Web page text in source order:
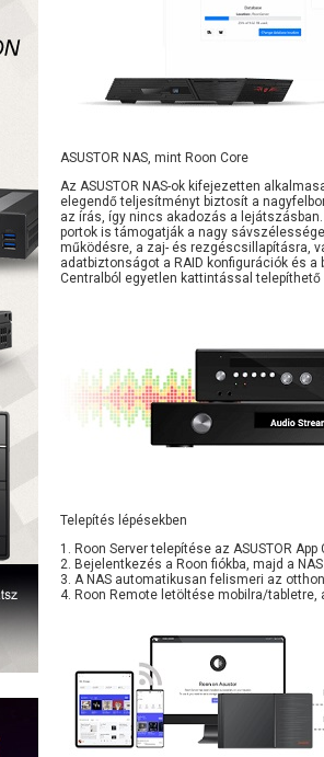
ASUSTOR NAS, mint Roon Core
Az ASUSTOR NAS-ok kifejezetten
elegendő teljesítményt biztosít a
az írás, így nincs akadozás a
portok is támogatják a nagy
működésre, a zaj- és rezgéscsillapításra,
adatbiztonságot a RAID konfigurációk és
Centralból egyetlen kattintással telepíthető
Telepítés lépésekben
1. Roon Server telepítése az ASUSTOR App
2. Bejelentkezés a Roon fiókba, majd a
3. A NAS automatikusan felismeri az
4. Roon Remote letöltése mobilra/